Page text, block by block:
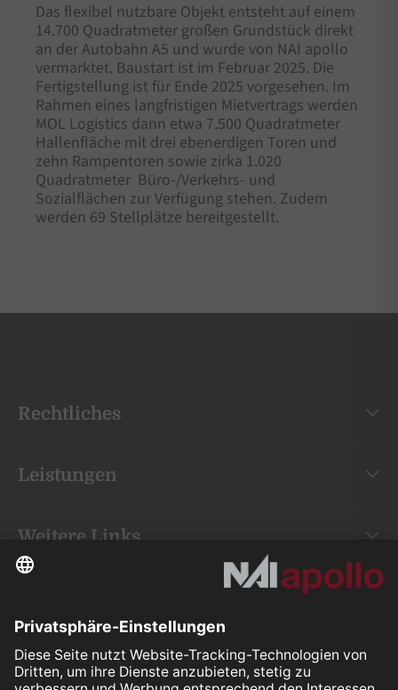
Das flexibel nutzbare Objekt entsteht auf einem
14.700 Quadratmeter großen Grundstück direkt
an der Autobahn A5 und wurde von NAI apollo
vermarktet. Baustart ist im Februar 2025. Die
Fertigstellung ist für Ende 2025 vorgesehen. Im
Rahmen eines langfristigen Mietvertrags werden
MOL Logistics dann etwa 7.500 Quadratmeter
Hallenfläche mit drei ebenerdigen Toren und
zehn Rampentoren sowie zirka 1.020
Quadratmeter Büro-/Verkehrs- und
Sozialflächen zur Verfügung stehen. Zudem
werden 69 Stellplätze bereitgestellt.
Rechtliches
Leistungen
Weitere Links
Your space is
our mission.
Folgen Sie uns auf: